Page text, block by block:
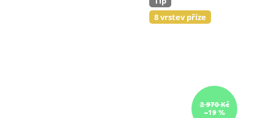
8 vrstev příze
2 970 Kč
–19 %